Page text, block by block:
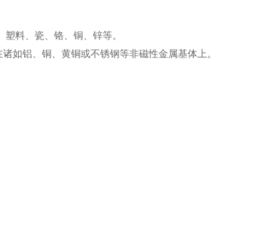
料、瓷、铬、铜、锌等。
如铝、铜、黄铜或不锈钢等非磁性金属基体上。